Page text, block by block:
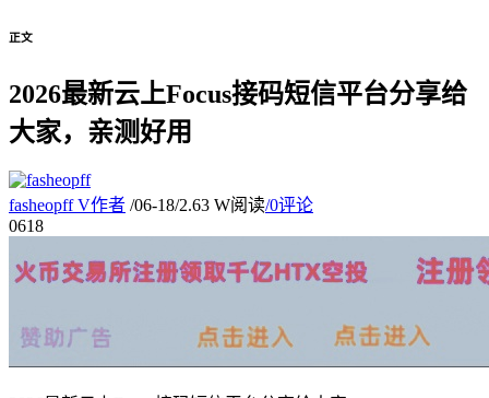
正文
2026最新云上Focus接码短信平台分享给
大家，亲测好用
fasheopffV作者 /06-18/2.63 W阅读/0评论
0618